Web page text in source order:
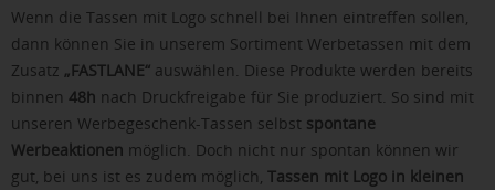
Wenn die Tassen mit Logo schnell bei Ihnen eintreffen sollen,
dann können Sie in unserem Sortiment Werbetassen mit dem
Zusatz „FASTLANE“ auswählen. Diese Produkte werden bereits
binnen 48h nach Druckfreigabe für Sie produziert. So sind mit
unseren Werbegeschenk-Tassen selbst spontane
Werbeaktionen möglich. Doch nicht nur spontan können wir
gut, bei uns ist es zudem möglich, Tassen mit Logo in kleinen